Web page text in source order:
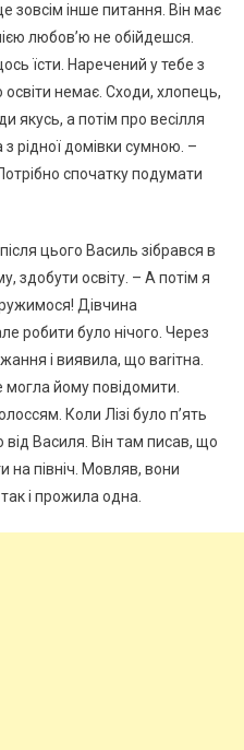
інше питання. Він має
любов’ю не обійдешся.
їсти. Наречений у тебе з
освіти немає. Сходи, хлопець,
якусь, а потім про весілля
рідної домівки сумною. –
спочатку подумати
цього Василь зібрався в
здобути освіту. – А потім я
Дівчина
робити було нічого. Через
і виявила, що ваrітна.
могла йому повідомити.
Коли Лізі було п’ять
від Василя. Він там писав, що
на північ. Мовляв, вони
і прожила одна.